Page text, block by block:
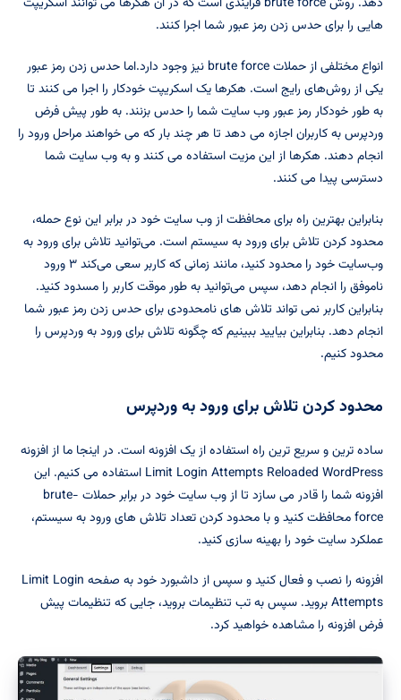
هایی را برای حدس زدن رمز عبور شما اجرا کنند.
انواع مختلفی از حملات brute force نیز وجود دارد.اما حدس زدن رمز عبور
یکی از روش‌های رایج است. هکرها یک اسکریپت خودکار را اجرا می کنند تا
به طور خودکار رمز عبور وب سایت شما را حدس بزنند. به طور پیش فرض
وردپرس به کاربران اجازه می دهد تا هر چند بار که می خواهند مراحل ورود را
انجام دهند. هکرها از این مزیت استفاده می کنند و به وب سایت شما
دسترسی پیدا می کنند.
بنابراین بهترین راه برای محافظت از وب سایت خود در برابر این نوع حمله،
محدود کردن تلاش برای ورود به سیستم است. می‌توانید تلاش برای ورود به
وب‌سایت خود را محدود کنید، مانند زمانی که کاربر سعی می‌کند ۳ ورود
ناموفق را انجام دهد، سپس می‌توانید به طور موقت کاربر را مسدود کنید.
بنابراین کاربر نمی تواند تلاش های نامحدودی برای حدس زدن رمز عبور شما
انجام دهد. بنابراین بیایید ببینیم که چگونه تلاش برای ورود به وردپرس را
محدود کنیم.
محدود کردن تلاش برای ورود به وردپرس
ساده ترین و سریع ترین راه استفاده از یک افزونه است. در اینجا ما از افزونه
Limit Login Attempts Reloaded WordPress استفاده می کنیم. این
افزونه شما را قادر می سازد تا از وب سایت خود در برابر حملات brute-
force محافظت کنید و با محدود کردن تعداد تلاش های ورود به سیستم،
عملکرد سایت خود را بهینه سازی کنید.
افزونه را نصب و فعال کنید و سپس از داشبورد خود به صفحه Limit Login
Attempts بروید. سپس به تب تنظیمات بروید، جایی که تنظیمات پیش
فرض افزونه را مشاهده خواهید کرد.